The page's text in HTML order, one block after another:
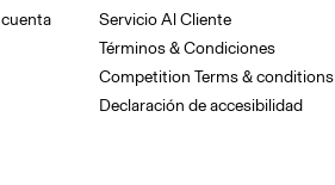
Servicio Al Cliente
Términos & Condiciones
Competition Terms & conditions
Declaración de accesibilidad